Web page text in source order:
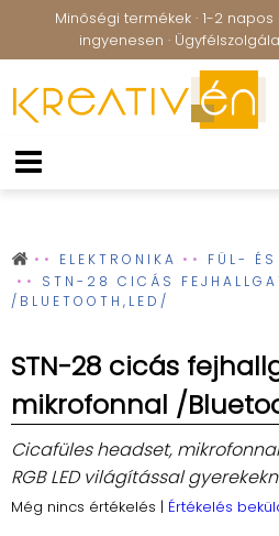
Minőségi termékek · 1-2 napos
ingyenesen ·
ELEKTRONIKA
FÜL- ÉS
STN-28 CICÁS
/BLUETOOTH,LED/
STN-28 cicás
mikrofonnal /
Cicafüles headset,
RGB LED világítással
Még nincs értékelés | Értékelés